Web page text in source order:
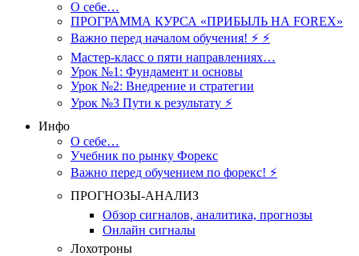
О себе…
ПРОГРАММА КУРСА «ПРИБЫЛЬ НА FOREX»
Важно перед началом обучения! ⚡ ⚡
Мастер-класс о пяти направлениях…
Урок №1: Фундамент и основы
Урок №2: Внедрение и стратегии
Урок №3 Пути к результату ⚡️
Инфо
О себе…
Учебник по рынку Форекс
Важно перед обучением по форекс! ⚡
ПРОГНОЗЫ-АНАЛИЗ
Обзор сигналов, аналитика, прогнозы
Онлайн сигналы
Лохотроны